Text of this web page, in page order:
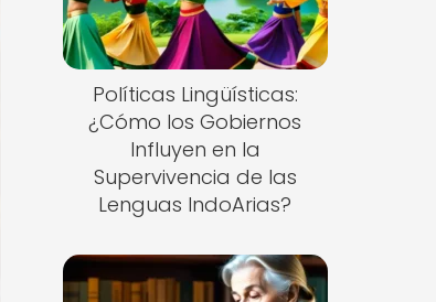
Políticas Lingüísticas:
¿Cómo los Gobiernos
Influyen en la
Supervivencia de las
Lenguas IndoArias?